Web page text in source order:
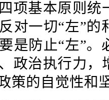
项基本原则统
对一切“左”的
是防止“左”。
政治执行力，
策的自觉性和